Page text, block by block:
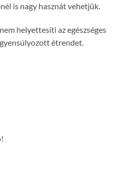
is nagy hasznát vehetjük.
helyettesíti az egészséges
étrendet.